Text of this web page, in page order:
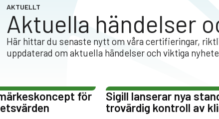
AKTUELLT
Aktuella händelser
Här hittar du senaste nytt om våra certifieringar,
uppdaterad om aktuella händelser och viktiga
för
Sigill lanserar nya
trovärdig kontroll av